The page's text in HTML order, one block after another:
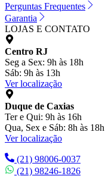
Perguntas Frequentes
Garantia
LOJAS E CONTATO
Centro RJ
Seg a Sex: 9h às 18h
Sáb: 9h às 13h
Ver localização
Duque de Caxias
Ter e Qui: 9h às 16h
Qua, Sex e Sáb: 8h às 18h
Ver localização
(21) 98006-0037
(21) 98246-1826